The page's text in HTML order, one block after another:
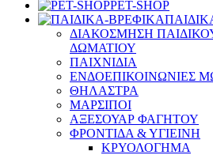
PET-SHOP
ΔΙΑΚΟΣΜΗΣΗ
ΔΩΜΑΤΙΟΥ
ΠΑΙΧΝΙΔΙΑ
ΕΝΔΟΕΠΙΚΟΙΝΩΝΙΕΣ
ΘΗΛΑΣΤΡΑ
ΜΑΡΣΙΠΟΙ
ΑΞΕΣΟΥΑΡ ΦΑΓΗΤΟΥ
ΦΡΟΝΤΙΔΑ & ΥΓΙΕΙΝΗ
ΚΡΥΟΛΟΓΗΜΑ